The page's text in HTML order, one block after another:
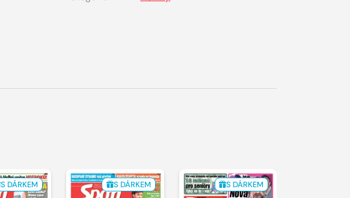
S DÁRKEM S DÁRKEM S DÁRKEM